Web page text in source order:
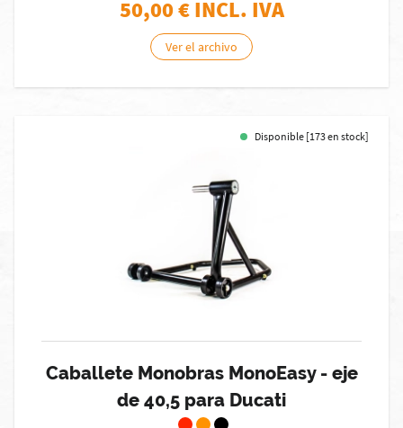
50,00€ INCL. IVA
Ver el archivo
Disponible [173 en stock]
Caballete Monobras MonoEasy - eje
de 40,5 para Ducati